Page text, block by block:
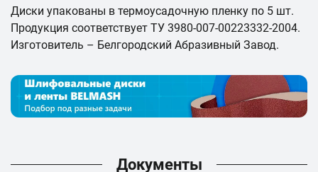
Диски упакованы в термоусадочную пленку по 5 шт.
Продукция соответствует ТУ 3980-007-00223332-2004.
Изготовитель – Белгородский Абразивный Завод.
Документы